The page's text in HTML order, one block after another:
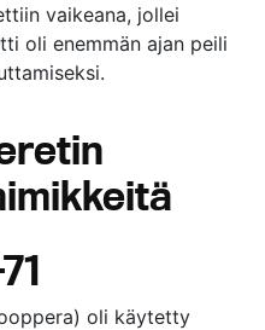
vaikeana, jollei
oli enemmän ajan peili
oli käytetty